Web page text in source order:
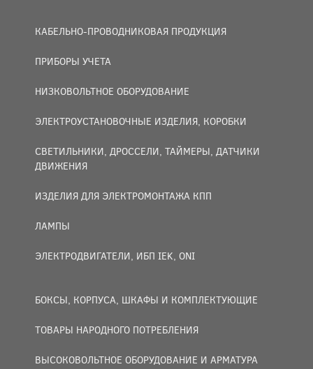
КАБЕЛЬНО-ПРОВОДНИКОВАЯ ПРОДУКЦИЯ
ПРИБОРЫ УЧЕТА
НИЗКОВОЛЬТНОЕ ОБОРУДОВАНИЕ
ЭЛЕКТРОУСТАНОВОЧНЫЕ ИЗДЕЛИЯ, КОРОБКИ
СВЕТИЛЬНИКИ, ДРОССЕЛИ, ТАЙМЕРЫ, ДАТЧИКИ
ДВИЖЕНИЯ
ИЗДЕЛИЯ ДЛЯ ЭЛЕКТРОМОНТАЖА КПП
ЛАМПЫ
ЭЛЕКТРОДВИГАТЕЛИ, ИБП IEK, ONI
БОКСЫ, КОРПУСА, ШКАФЫ И КОМПЛЕКТУЮЩИЕ
ТОВАРЫ НАРОДНОГО ПОТРЕБЛЕНИЯ
ВЫСОКОВОЛЬТНОЕ ОБОРУДОВАНИЕ И АРМАТУРА